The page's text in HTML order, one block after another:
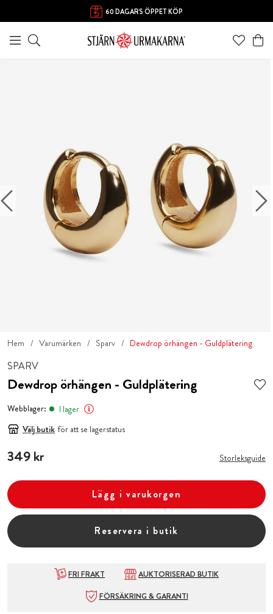
60 DAGARS ÖPPET KÖP
Hem Varumärken Sparv Dewdrop örhängen - Guldplätering
SPARV
Dewdrop örhängen - Guldplätering
Webblager:
I lager
Välj butik för att se lagerstatus
Pris :349 kr
349 kr Storleksguide
Lägg i varukorgen
Reservera i butik
FRI FRAKT
AUKTORISERAD BUTIK
FÖRSÄKRING & GARANTI